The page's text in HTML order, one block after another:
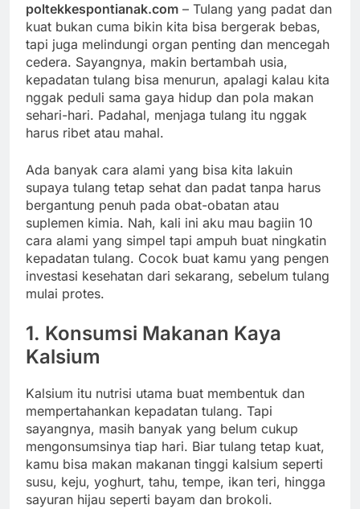
poltekkespontianak.com – Tulang yang padat dan
kuat bukan cuma bikin kita bisa bergerak bebas,
tapi juga melindungi organ penting dan mencegah
cedera. Sayangnya, makin bertambah usia,
kepadatan tulang bisa menurun, apalagi kalau kita
nggak peduli sama gaya hidup dan pola makan
sehari-hari. Padahal, menjaga tulang itu nggak
harus ribet atau mahal.
Ada banyak cara alami yang bisa kita lakuin
supaya tulang tetap sehat dan padat tanpa harus
bergantung penuh pada obat-obatan atau
suplemen kimia. Nah, kali ini aku mau bagiin 10
cara alami yang simpel tapi ampuh buat ningkatin
kepadatan tulang. Cocok buat kamu yang pengen
investasi kesehatan dari sekarang, sebelum tulang
mulai protes.
1. Konsumsi Makanan Kaya
Kalsium
Kalsium itu nutrisi utama buat membentuk dan
mempertahankan kepadatan tulang. Tapi
sayangnya, masih banyak yang belum cukup
mengonsumsinya tiap hari. Biar tulang tetap kuat,
kamu bisa makan makanan tinggi kalsium seperti
susu, keju, yoghurt, tahu, tempe, ikan teri, hingga
sayuran hijau seperti bayam dan brokoli.